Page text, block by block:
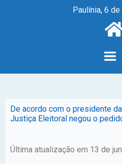
Paulínia, 6
De acordo com o presidente
Justiça Eleitoral negou o
Última atualização em 13 de